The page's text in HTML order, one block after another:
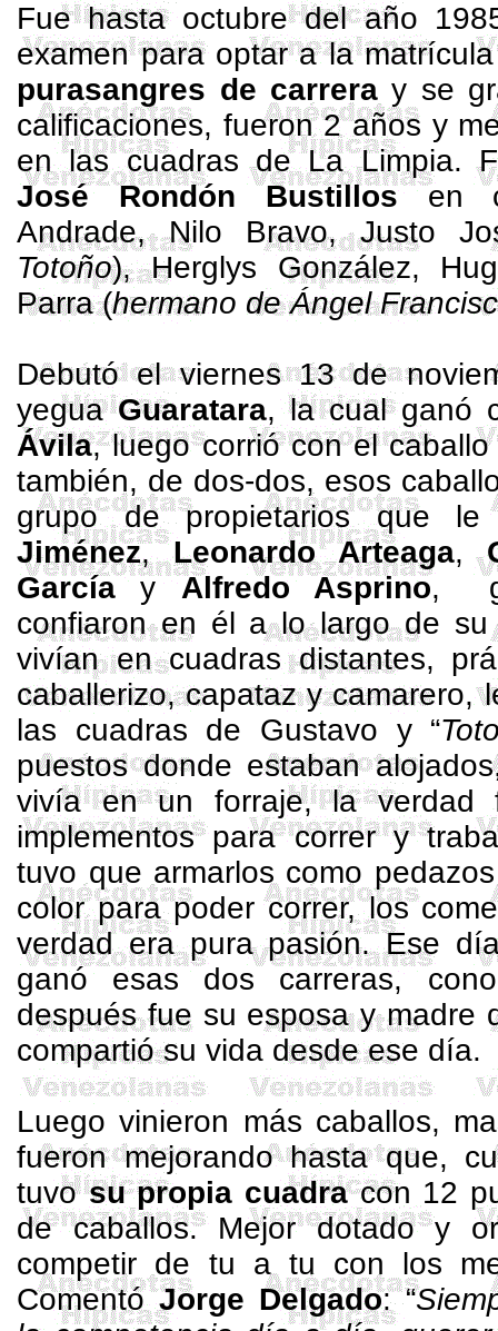
Fue hasta octubre del año
examen para optar a la
purasangres de carrera y se
calificaciones, fueron 2 años y
en las cuadras de La Limpia.
José Rondón Bustillosen
Andrade, Nilo Bravo, Justo
Totoño),Herglys González,
Parra (hermano de Ángel
Debutó el viernes 13 de
yeguaGuaratara, la cual ganó
Ávila, luego corrió con el
también, de dos-dos, esos
grupo de propietarios que
Jiménez,Leonardo Arteaga,
GarcíayAlfredoAsprino,
confiaron en él a lo largo de su
vivían en cuadras distantes,
caballerizo, capataz y camarero,
las cuadras de Gustavo y “
puestos donde estaban
vivía en un forraje, la verdad
implementos para correr y
tuvo que armarlos como
color para poder correr, los
verdad era pura pasión. Ese
ganó esas dos carreras,
después fue su esposa y madre
compartió su vida desde ese día.
Luego vinieron más caballos,
fueron mejorando hasta que,
tuvosu propia cuadracon 12
de caballos. Mejor dotado y
competir de tu a tu con los
ComentóJorge Delgado: “